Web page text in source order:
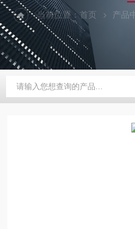
当前位置：首页 产品